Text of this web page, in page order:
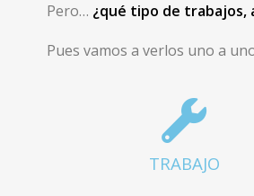
Pero… ¿qué tipo de trabajos,
Pues vamos a verlos uno a
TRABAJO